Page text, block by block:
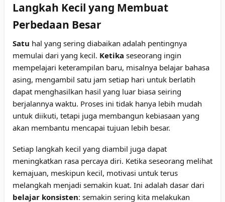
Langkah Kecil yang Membuat
Perbedaan Besar
Satu hal yang sering diabaikan adalah pentingnya
memulai dari yang kecil. Ketika seseorang ingin
mempelajari keterampilan baru, misalnya belajar bahasa
asing, mengambil satu jam setiap hari untuk berlatih
dapat menghasilkan hasil yang luar biasa seiring
berjalannya waktu. Proses ini tidak hanya lebih mudah
untuk diikuti, tetapi juga membangun kebiasaan yang
akan membantu mencapai tujuan lebih besar.
Setiap langkah kecil yang diambil juga dapat
meningkatkan rasa percaya diri. Ketika seseorang melihat
kemajuan, meskipun kecil, motivasi untuk terus
melangkah menjadi semakin kuat. Ini adalah dasar dari
belajar konsisten: semakin sering kita melakukan